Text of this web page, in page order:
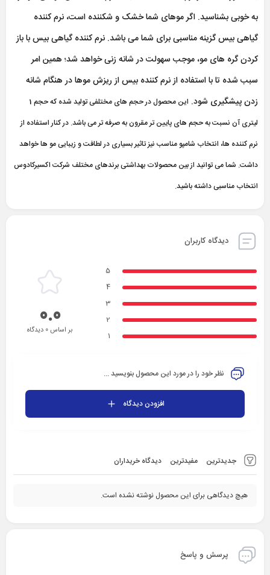
به خوبی بشناسید. اگر موهای شما خشک و شکننده است، نرم کننده
گیاهی بیس گزینه مناسبی برای شما می باشد. نرم کننده گیاهی بیس با باز
کردن گره های مو، موجب سهولت در شانه زنی خواهد شد؛ همین امر
سبب شده تا با استفاده از نرم کننده بیس از ریزش موها در هنگام شانه
زدن پیشگیری شود.
این محصول در حجم های مختلفی تولید شده که حجم 1
لیتری آن نسبت به حجم های پایین تر مقرون به صرفه تر می باشد. در کنار استفاده از
نرم کننده ها، انتخاب شامپو مناسب نیز تاثیر بسیاری در لطافت و زیبایی مو ها خواهد
داشت. شما می توانید از بین محصولات بهداشتی برندهای مختلف شرکت اکسیرکادوس
انتخاب مناسبی داشته باشید.
دیدگاه کاربران
جدیدترین مفیدترین دیدگاه خریداران
هیچ دیدگاهی برای این محصول نوشته نشده است.
5
4
3
2
1
0.0بر اساس 0 دیدگاه
نظر خود را در مورد این محصول بنویسید ...
افزودن دیدگاه
پرسش و پاسخ